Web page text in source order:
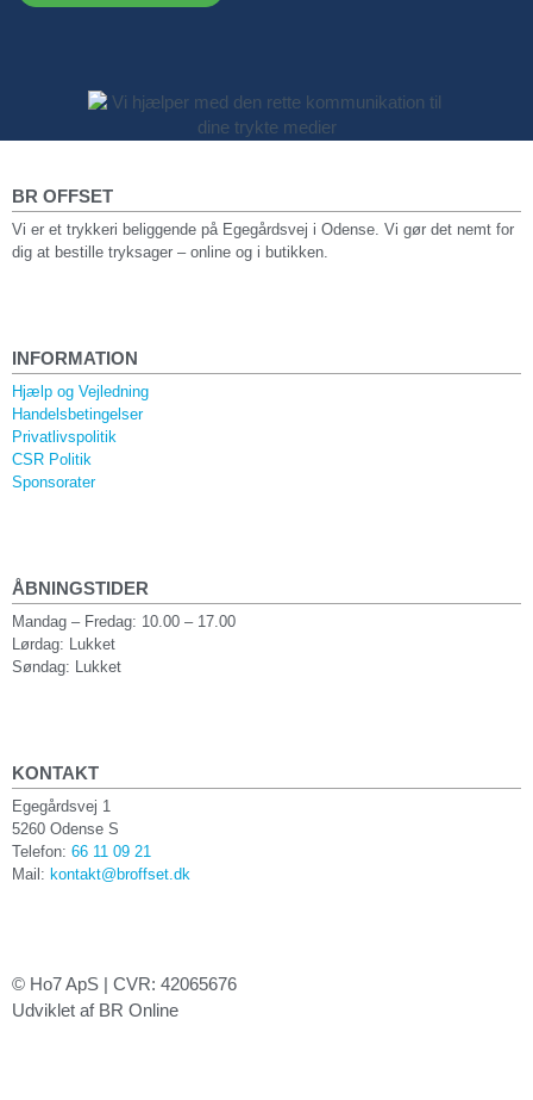
BR OFFSET
Vi er et trykkeri beliggende på Egegårdsvej i Odense. Vi gør det nemt for
dig at bestille tryksager – online og i butikken.
INFORMATION
Hjælp og Vejledning
Handelsbetingelser
Privatlivspolitik
CSR Politik
Sponsorater
ÅBNINGSTIDER
Mandag – Fredag: 10.00 – 17.00
Lørdag: Lukket
Søndag: Lukket
KONTAKT
Egegårdsvej 1
5260 Odense S
Telefon: 66 11 09 21
Mail: kontakt@broffset.dk
© Ho7 ApS | CVR: 42065676
Udviklet af BR Online